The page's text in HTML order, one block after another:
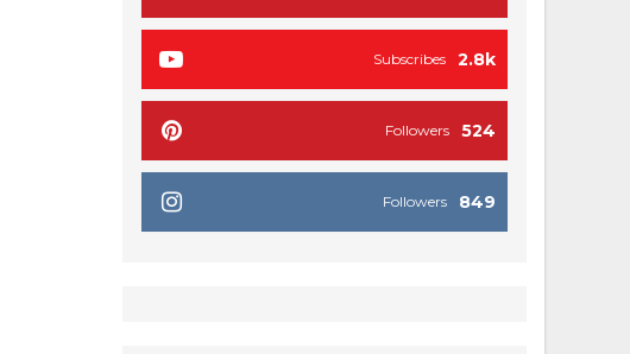
2.8k
Subscribes
524
Followers
849
Followers